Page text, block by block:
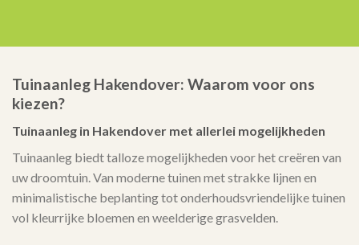
Tuinaanleg Hakendover: Waarom voor ons
kiezen?
Tuinaanleg in Hakendover met allerlei mogelijkheden
Tuinaanleg biedt talloze mogelijkheden voor het creëren van
uw droomtuin. Van moderne tuinen met strakke lijnen en
minimalistische beplanting tot onderhoudsvriendelijke tuinen
vol kleurrijke bloemen en weelderige grasvelden.